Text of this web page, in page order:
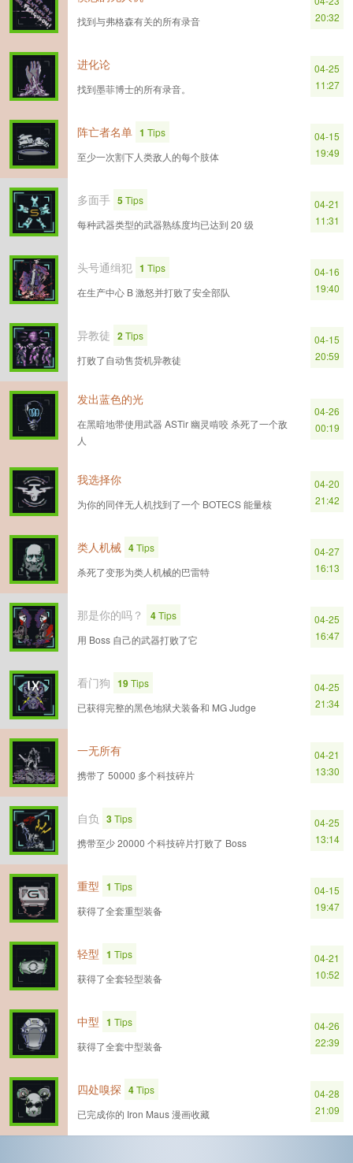
找到与弗格森有关的所有录音
20:32
进化论
找到墨菲博士的所有录音。
04-25
11:27
阵亡者名单 1 Tips
至少一次割下人类敌人的每个肢体
04-15
19:49
多面手 5Tips
每种武器类型的武器熟练度均已达到 20 级
04-21
11:31
头号通缉犯 1 Tips
在生产中心 B 激怒并打败了安全部队
04-16
19:40
异教徒 2Tips
打败了自动售货机异教徒
04-15
20:59
发出蓝色的光
在黑暗地带使用武器 ASTir 幽灵啃咬 杀死了一个敌
人
04-26
00:19
我选择你
为你的同伴无人机找到了一个 BOTECS 能量核
04-20
21:42
类人机械 4Tips
杀死了变形为类人机械的巴雷特
04-27
16:13
那是你的吗？ 4Tips
用 Boss 自己的武器打败了它
04-25
16:47
看门狗 19Tips
已获得完整的黑色地狱犬装备和 MG Judge
04-25
21:34
一无所有
携带了 50000 多个科技碎片
04-21
13:30
自负 3Tips
携带至少 20000 个科技碎片打败了 Boss
04-25
13:14
重型 1 Tips
获得了全套重型装备
04-15
19:47
轻型 1 Tips
获得了全套轻型装备
04-21
10:52
中型 1 Tips
获得了全套中型装备
04-26
22:39
四处嗅探 4Tips
已完成你的 Iron Maus 漫画收藏
04-28
21:09